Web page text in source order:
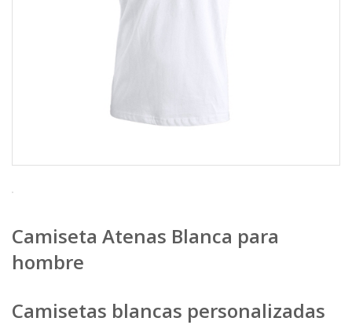
Camiseta Atenas Blanca para
hombre
Camisetas blancas personalizadas